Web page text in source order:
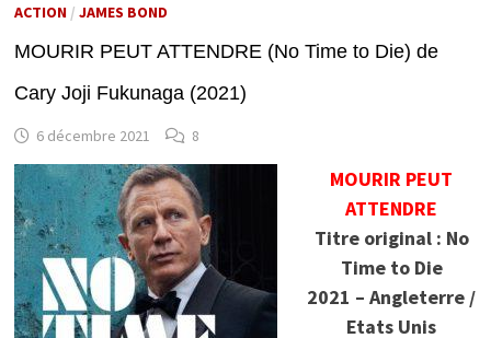
ACTION/ JAMES BOND
MOURIR PEUT ATTENDRE (No Time to Die) de
Cary Joji Fukunaga (2021)
6 décembre 2021 8
MOURIR PEUT
ATTENDRE
Titre original : No
Time to Die
2021 – Angleterre /
Etats Unis